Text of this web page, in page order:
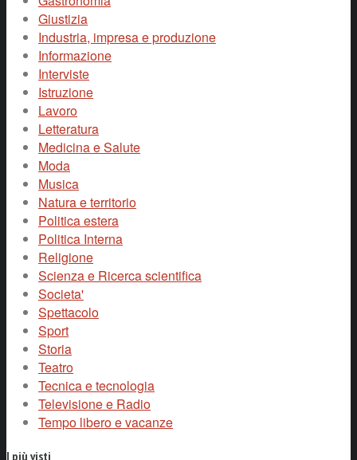
Giustizia
Industria, impresa e produzione
Informazione
Interviste
Istruzione
Lavoro
Letteratura
Medicina e Salute
Moda
Musica
Natura e territorio
Politica estera
Politica Interna
Religione
Scienza e Ricerca scientifica
Societa'
Spettacolo
Sport
Storia
Teatro
Tecnica e tecnologia
Televisione e Radio
Tempo libero e vacanze
I più visti